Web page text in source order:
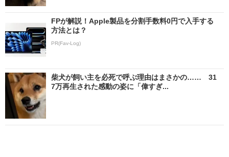
FPが解説！Apple製品を分割手数料0円で入手する
方法とは？
PR(Fav-Log)
柴犬が飼い主を必死で呼ぶ理由はまさかの…… 31
7万再生された感動の姿に「偉すぎ...